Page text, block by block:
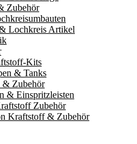
Zubehör
Lochkreis Artikel
Kits
& Tanks
& Zubehör
& Einspritzleisten
Zubehör
Kraftstoff & Zubehör